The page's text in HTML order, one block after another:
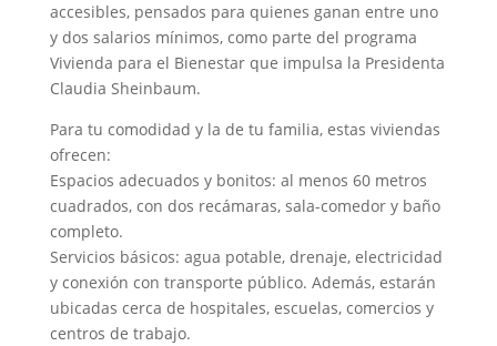
accesibles, pensados para quienes ganan entre uno
y dos salarios mínimos, como parte del programa
Vivienda para el Bienestar que impulsa la Presidenta
Claudia Sheinbaum.
Para tu comodidad y la de tu familia, estas viviendas
ofrecen:
Espacios adecuados y bonitos: al menos 60 metros
cuadrados, con dos recámaras, sala-comedor y baño
completo.
Servicios básicos: agua potable, drenaje, electricidad
y conexión con transporte público. Además, estarán
ubicadas cerca de hospitales, escuelas, comercios y
centros de trabajo.